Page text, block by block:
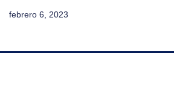
febrero 6, 2023